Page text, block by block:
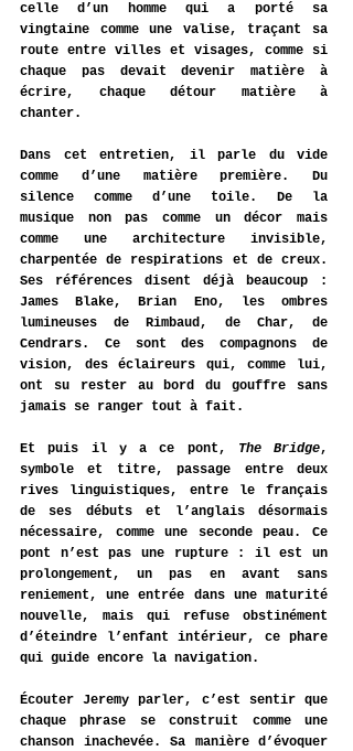
celle d’un homme qui a porté sa
vingtaine comme une valise, traçant sa
route entre villes et visages, comme si
chaque pas devait devenir matière à
écrire, chaque détour matière à
chanter.
Dans cet entretien, il parle du vide
comme d’une matière première. Du
silence comme d’une toile. De la
musique non pas comme un décor mais
comme une architecture invisible,
charpentée de respirations et de creux.
Ses références disent déjà beaucoup :
James Blake, Brian Eno, les ombres
lumineuses de Rimbaud, de Char, de
Cendrars. Ce sont des compagnons de
vision, des éclaireurs qui, comme lui,
ont su rester au bord du gouffre sans
jamais se ranger tout à fait.
Et puis il y a ce pont, The Bridge,
symbole et titre, passage entre deux
rives linguistiques, entre le français
de ses débuts et l’anglais désormais
nécessaire, comme une seconde peau. Ce
pont n’est pas une rupture : il est un
prolongement, un pas en avant sans
reniement, une entrée dans une maturité
nouvelle, mais qui refuse obstinément
d’éteindre l’enfant intérieur, ce phare
qui guide encore la navigation.
Écouter Jeremy parler, c’est sentir que
chaque phrase se construit comme une
chanson inachevée. Sa manière d’évoquer